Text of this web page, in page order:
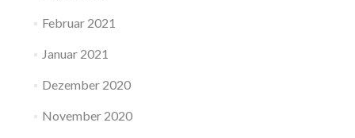
Februar 2021
Januar 2021
Dezember 2020
November 2020